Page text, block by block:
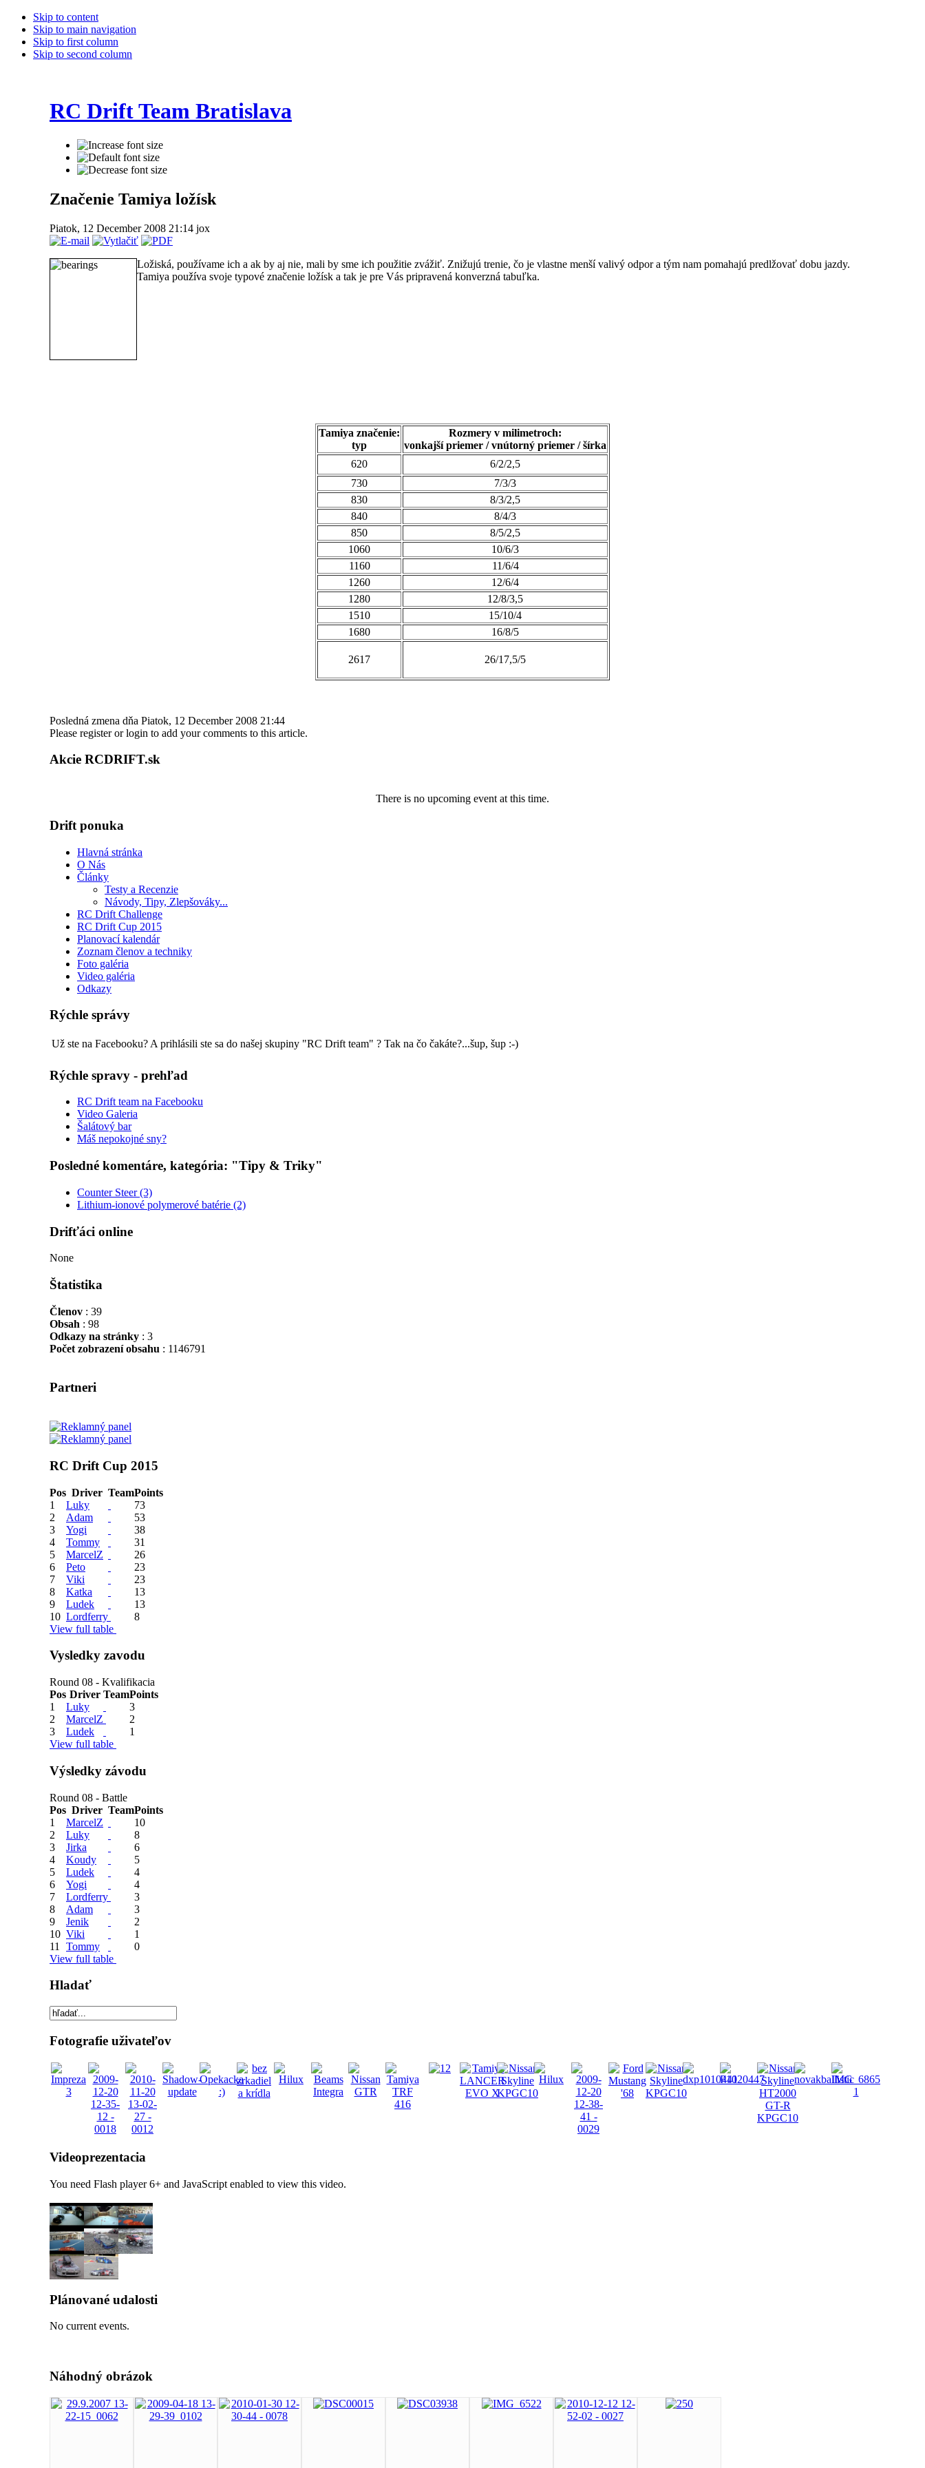
Skip to content
Skip to main navigation
Skip to first column
Skip to second column
RC Drift Team Bratislava
Značenie Tamiya ložísk
Piatok, 12 December 2008 21:14 jox
Ložiská, používame ich a ak by aj nie, mali by sme ich použitie zvážiť. Znižujú trenie, čo je vlastne menší valivý odpor a tým nam pomahajú predlžovať dobu jazdy.
Tamiya používa svoje typové značenie ložísk a tak je pre Vás pripravená konverzná tabuľka.
Tamiya značenie:
typ
Rozmery v milimetroch:
vonkajší priemer / vnútorný priemer / šírka
620
6/2/2,5
730
7/3/3
830
8/3/2,5
840
8/4/3
850
8/5/2,5
1060
10/6/3
1160
11/6/4
1260
12/6/4
1280
12/8/3,5
1510
15/10/4
1680
16/8/5
2617 26/17,5/5
Posledná zmena dňa Piatok, 12 December 2008 21:44
Please register or login to add your comments to this article.
Akcie RCDRIFT.sk
There is no upcoming event at this time.
Drift ponuka
Hlavná stránka
O Nás
Články
Testy a Recenzie
Návody, Tipy, Zlepšováky...
RC Drift Challenge
RC Drift Cup 2015
Planovací kalendár
Zoznam členov a techniky
Foto galéria
Video galéria
Odkazy
Rýchle správy
Už ste na Facebooku? A prihlásili ste sa do našej skupiny "RC Drift team" ? Tak na čo čakáte?...šup, šup :-)
Rýchle spravy - prehľad
RC Drift team na Facebooku
Video Galeria
Šalátový bar
Máš nepokojné sny?
Posledné komentáre, kategória: "Tipy & Triky"
Counter Steer (3)
Lithium-ionové polymerové batérie (2)
Drifťáci online
None
Štatistika
Členov : 39
Obsah : 98
Odkazy na stránky : 3
Počet zobrazení obsahu : 1146791
Partneri
RC Drift Cup 2015
Pos Driver TeamPoints
1
Luky
73
2
Adam
53
3
Yogi
38
4
Tommy
31
5
MarcelZ
26
6
Peto
23
7
Viki
23
8
Katka
13
9
Ludek
13
10 Lordferry
8
View full table
Vysledky zavodu
Round 08 - Kvalifikacia
Pos Driver TeamPoints
1
Luky
3
2
MarcelZ
2
3
Ludek
1
View full table
Výsledky závodu
Round 08 - Battle
Pos Driver TeamPoints
1
MarcelZ
10
2
Luky
8
3
Jirka
6
4
Koudy
5
5
Ludek
4
6
Yogi
4
7
Lordferry
3
8
Adam
3
9
Jenik
2
10 Viki
1
11
Tommy
0
View full table
Hladať
Fotografie uživateľov
Videoprezentacia
You need Flash player 6+ and JavaScript enabled to view this video.
Plánované udalosti
No current events.
Náhodný obrázok